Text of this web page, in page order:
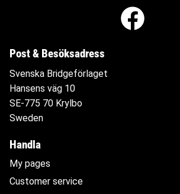
Post & Besöksadress
Svenska Bridgeförlaget
Hansens väg 10
SE-775 70 Krylbo
Sweden
Handla
My pages
Customer service